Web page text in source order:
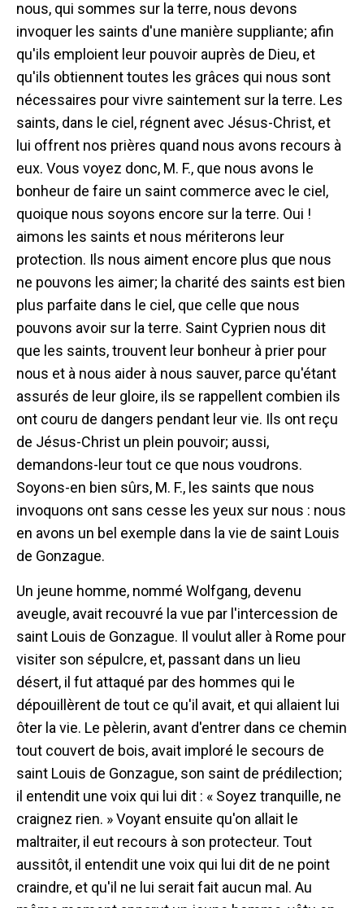
nous, qui sommes sur la terre, nous devons
invoquer les saints d'une manière suppliante; afin
qu'ils emploient leur pouvoir auprès de Dieu, et
qu'ils obtiennent toutes les grâces qui nous sont
nécessaires pour vivre saintement sur la terre. Les
saints, dans le ciel, régnent avec Jésus-Christ, et
lui offrent nos prières quand nous avons recours à
eux. Vous voyez donc, M. F., que nous avons le
bonheur de faire un saint commerce avec le ciel,
quoique nous soyons encore sur la terre. Oui !
aimons les saints et nous mériterons leur
protection. Ils nous aiment encore plus que nous
ne pouvons les aimer; la charité des saints est bien
plus parfaite dans le ciel, que celle que nous
pouvons avoir sur la terre. Saint Cyprien nous dit
que les saints, trouvent leur bonheur à prier pour
nous et à nous aider à nous sauver, parce qu'étant
assurés de leur gloire, ils se rappellent combien ils
ont couru de dangers pendant leur vie. Ils ont reçu
de Jésus-Christ un plein pouvoir; aussi,
demandons-leur tout ce que nous voudrons.
Soyons-en bien sûrs, M. F., les saints que nous
invoquons ont sans cesse les yeux sur nous : nous
en avons un bel exemple dans la vie de saint Louis
de Gonzague.
Un jeune homme, nommé Wolfgang, devenu
aveugle, avait recouvré la vue par l'intercession de
saint Louis de Gonzague. Il voulut aller à Rome pour
visiter son sépulcre, et, passant dans un lieu
désert, il fut attaqué par des hommes qui le
dépouillèrent de tout ce qu'il avait, et qui allaient lui
ôter la vie. Le pèlerin, avant d'entrer dans ce chemin
tout couvert de bois, avait imploré le secours de
saint Louis de Gonzague, son saint de prédilection;
il entendit une voix qui lui dit : « Soyez tranquille, ne
craignez rien. » Voyant ensuite qu'on allait le
maltraiter, il eut recours à son protecteur. Tout
aussitôt, il entendit une voix qui lui dit de ne point
craindre, et qu'il ne lui serait fait aucun mal. Au